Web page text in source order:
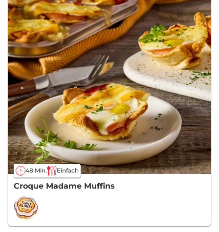
48 Min. Einfach
Croque Madame Muffins